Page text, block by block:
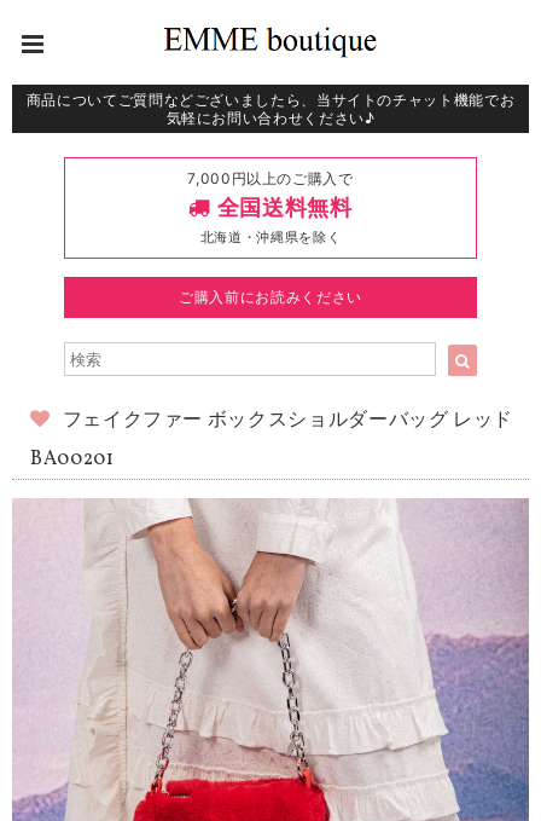
商品についてご質問などございましたら、当サイトのチャット機能でお
気軽にお問い合わせください♪
7,000円以上のご購入で
全国送料無料
北海道・沖縄県を除く
ご購入前にお読みください
フェイクファー ボックスショルダーバッグ レッド
BA00201